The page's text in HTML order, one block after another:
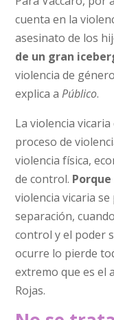
cuenta en la
asesinato de los
de un gran
violencia de
explica aPúblico.
La violencia
proceso de
violencia física,
de control.
violencia vicaria
separación,
control y el poder
ocurre lo pierde
extremo que es el
Rojas.